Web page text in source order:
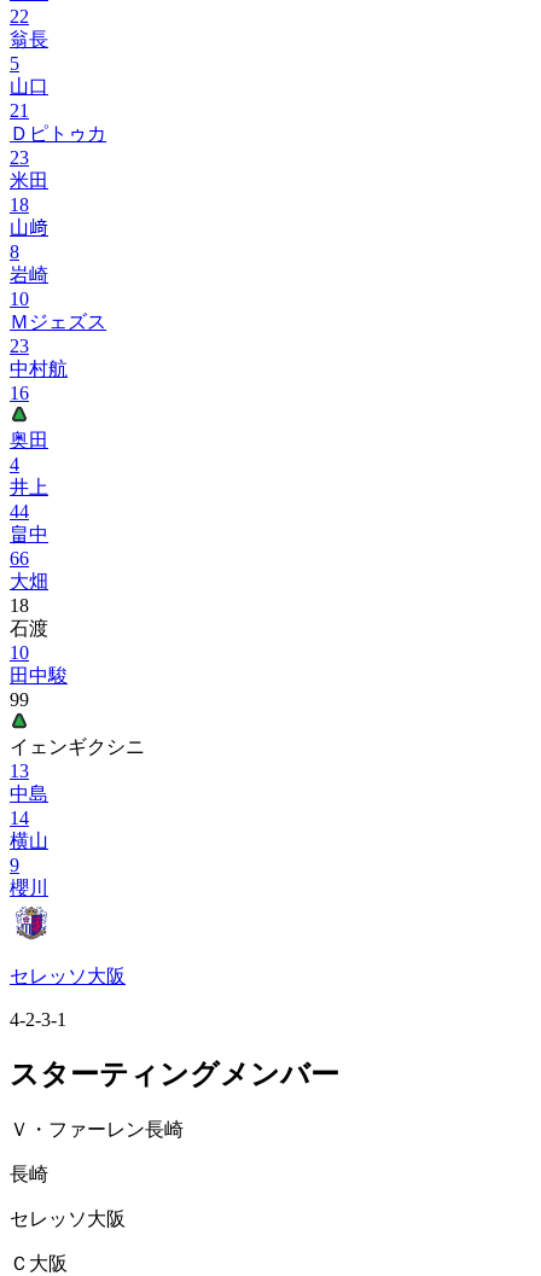
22
翁長
5
山口
21
Ｄピトゥカ
23
米田
18
山﨑
8
岩崎
10
Ｍジェズス
23
中村航
16
奥田
4
井上
44
畠中
66
大畑
18
石渡
10
田中駿
99
イェンギクシニ
13
中島
14
横山
9
櫻川
セレッソ大阪
4-2-3-1
スターティングメンバー
Ｖ・ファーレン長崎
長崎
セレッソ大阪
Ｃ大阪